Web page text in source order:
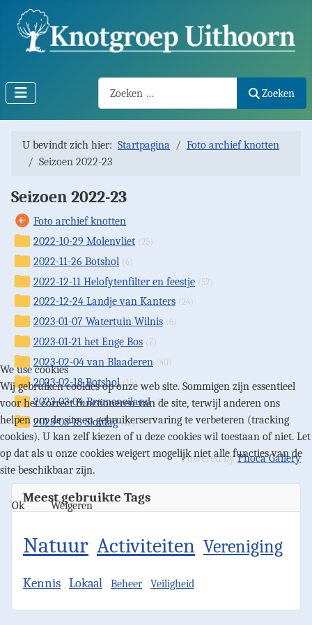
Zoeken
U bevindt zich hier: Startpagina
Foto archief knotten
Seizoen 2022-23
Seizoen 2022-23
Foto archief knotten
2022-10-29 Molenvliet (25)
2022-11-26 Botshol (6)
2022-12-11 Helofytenfilter en feestje (52)
2022-12-24 Landje van Kanters (24)
2023-01-07 Watertuin Wilnis (6)
2023-01-21 het Enge Bos (7)
2023-02-04 van Blaaderen (40)
2023-02-18 Botshol (15)
2023-03-04 Brameneiland (32)
2023-03-18 Slotdag (12)
Powered byPhoca Gallery
Meest gebruikte Tags
Natuur Activiteiten Vereniging
Kennis Lokaal Beheer Veiligheid
We use cookies
Wij gebruiken cookies op onze web site. Sommigen zijn essentieel
voor het correct functioneren van de site, terwijl anderen ons
helpen om de site en gebruikerservaring te verbeteren (tracking
cookies). U kan zelf kiezen of u deze cookies wil toestaan of niet. Let
op dat als u onze cookies weigert mogelijk niet alle functies van de
site beschikbaar zijn.
Ok Weigeren